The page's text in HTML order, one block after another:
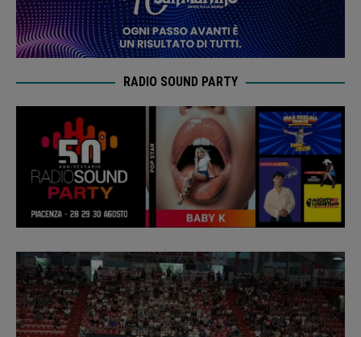
RADIO SOUND PARTY